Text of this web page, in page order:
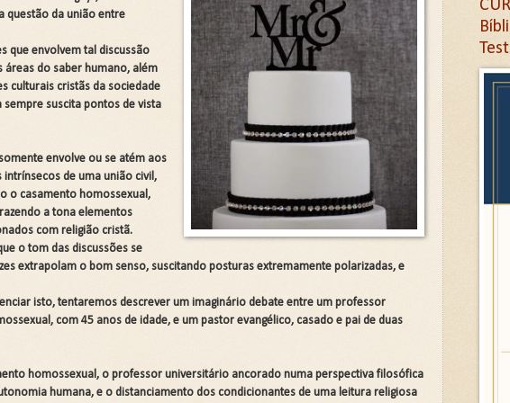
SEM SEXO: O RESULTADO É O DIVÓRCIO. ( 02 de 02 )
SEM SEXO: O RESULTADO É O DIVÓRCIO.( 01 de 02 )
CERCA: QUANDO FALTA INTIMIDADE NO CASAMENTO.🌿➡️🏚️
O INVISÍVEL: UMA JORNADA PELOS ATRIBUTOS DIVINOS.
Bíblica Expositiva do Livro de Atos – Novo Testamento. Clique na
Teologia Bíblica Expositiva do Cântico dos Cânticos. Clique na
A Simbológica Profética Revelada. Clique na letra G
A Jornada da Libertação à Presença de Deus. Clique na letra G
Bíblica Expositiva - Daniel. Clique na letra G
a Glória Volta: Juízo, Esperança e Símbolos em Ezequiel. Clique na
Teologia Bíblica Expositiva das Sete Cartas do Apocalipse. Clique
Limites Antes da Provação.
questão da união entre
que envolvem tal discussão
áreas do saber humano, além
culturais cristãs da sociedade
sempre suscita pontos de vista
envolve ou se atém aos
intrínsecos de uma união civil,
o casamento homossexual,
a tona elementos
com religião cristã.
o tom das discussões se
extrapolam o bom senso, suscitando posturas extremamente polarizadas, e
isto, tentaremos descrever um imaginário debate entre um professor
com 45 anos de idade, e um pastor evangélico, casado e pai de duas
homossexual, o professor universitário ancorado numa perspectiva filosófica
humana, e o distanciamento dos condicionantes de uma leitura religiosa